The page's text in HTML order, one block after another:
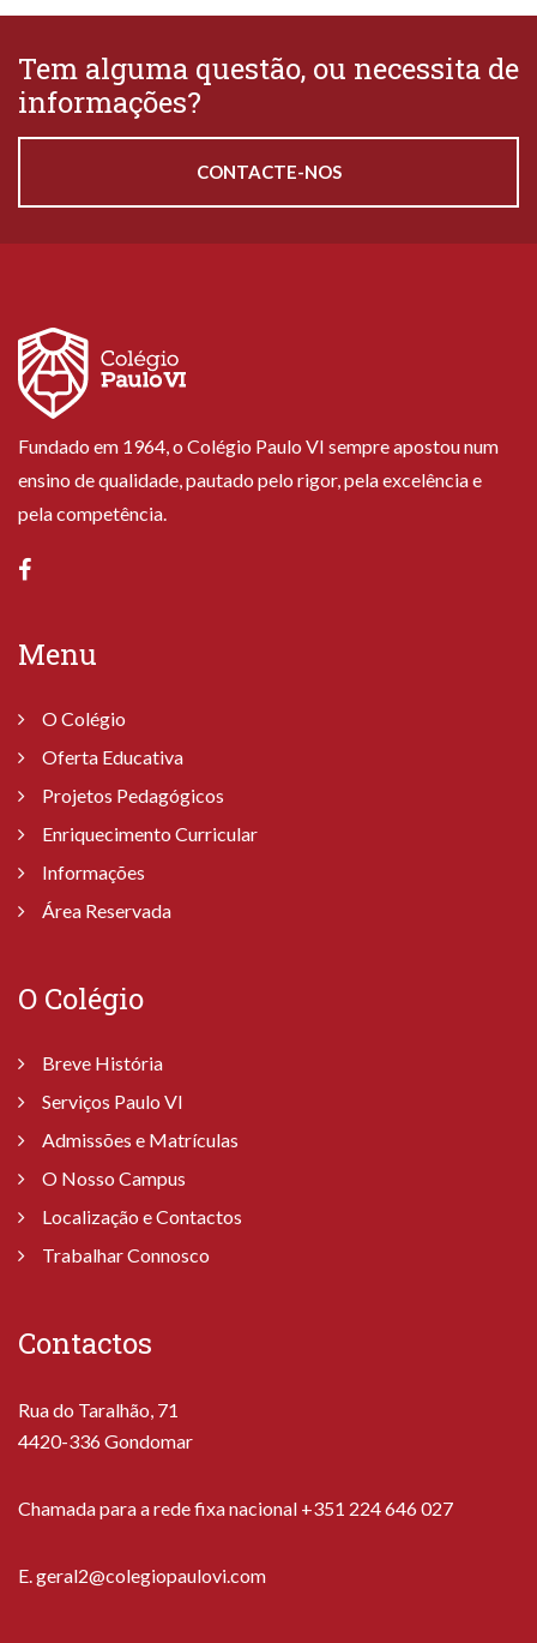
Tem alguma questão, ou necessita de
informações?
CONTACTE-NOS
Fundado em 1964, o Colégio Paulo VI sempre apostou num
ensino de qualidade, pautado pelo rigor, pela excelência e
pela competência.
Menu
O Colégio
Oferta Educativa
Projetos Pedagógicos
Enriquecimento Curricular
Informações
Área Reservada
O Colégio
Breve História
Serviços Paulo VI
Admissões e Matrículas
O Nosso Campus
Localização e Contactos
Trabalhar Connosco
Contactos
Rua do Taralhão, 71
4420-336 Gondomar
Chamada para a rede fixa nacional +351 224 646 027
E.geral2@colegiopaulovi.com